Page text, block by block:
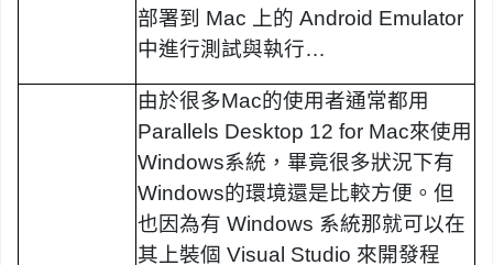
部署到 Mac 上的 Android Emulator
中進行測試與執行…
由於很多Mac的使用者通常都用
Parallels Desktop 12 for Mac來使用
Windows系統，畢竟很多狀況下有
Windows的環境還是比較方便。但
也因為有 Windows 系統那就可以在
其上裝個 Visual Studio 來開發程